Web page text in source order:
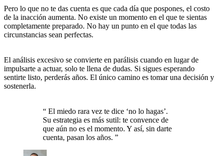
Pero lo que no te das cuenta es que cada día que pospones, el costo
de la inacción aumenta. No existe un momento en el que te sientas
completamente preparado. No hay un punto en el que todas las
circunstancias sean perfectas.
El análisis excesivo se convierte en parálisis cuando en lugar de
impulsarte a actuar, solo te llena de dudas. Si sigues esperando
sentirte listo, perderás años. El único camino es tomar una decisión y
sostenerla.
“ El miedo rara vez te dice ‘no lo hagas’.
Su estrategia es más sutil: te convence de
que aún no es el momento. Y así, sin darte
cuenta, pasan los años. ”